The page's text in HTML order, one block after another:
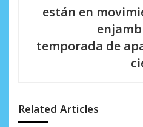
e
están en
temporada de
Related Articles